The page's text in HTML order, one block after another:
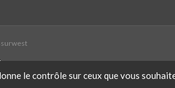
le contrôle sur ceux que vous